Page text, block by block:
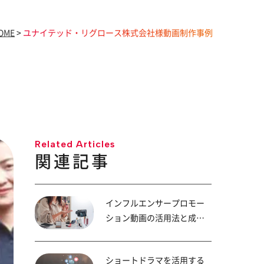
> ユナイテッド・リグロース株式会社様動画制作事例
Related Articles
関連記事
インフルエンサープロモー
ション動画の活用法と成功
ショートドラマを活用する